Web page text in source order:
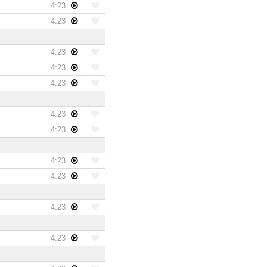
4:23
4:23
4:23
4:23
4:23
4:23
4:23
4:23
4:23
4:23
4:23